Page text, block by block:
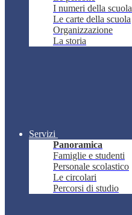
I numeri della scuola
Le carte della scuola
Organizzazione
La storia
Servizi
Panoramica
Famiglie e studenti
Personale scolastico
Le circolari
Percorsi di studio